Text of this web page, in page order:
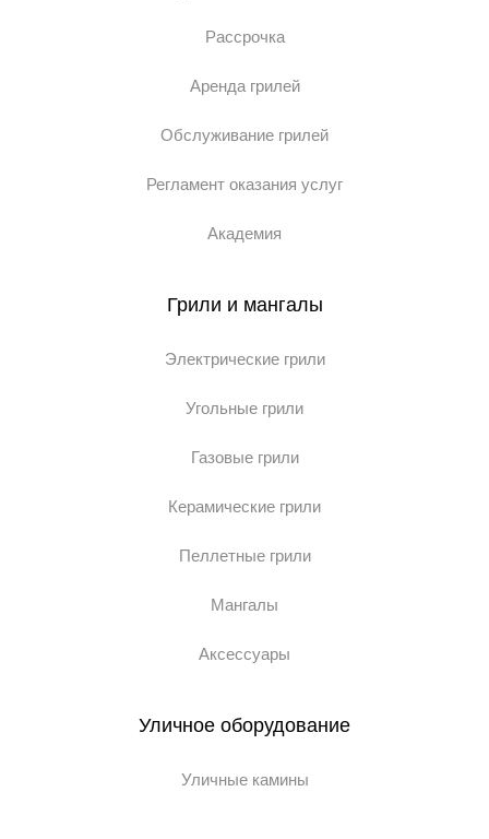
Рассрочка
Аренда грилей
Обслуживание грилей
Регламент оказания услуг
Академия
Грили и мангалы
Электрические грили
Угольные грили
Газовые грили
Керамические грили
Пеллетные грили
Мангалы
Аксессуары
Уличное оборудование
Уличные камины